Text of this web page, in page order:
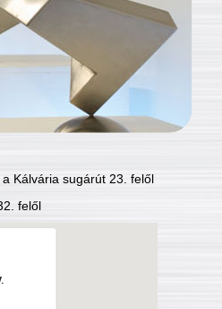
Kálvária sugárút 23. felől
felől